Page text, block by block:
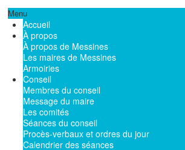
Menu
Accueil
À propos
À propos de Messines
Les maires de Messines
Armoiries
Conseil
Membres du conseil
Message du maire
Les comités
Séances du conseil
Procès-verbaux et ordres du jour
Calendrier des séances